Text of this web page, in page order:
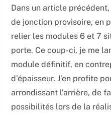
Dans un article
de jonction provisoire, en
relier les modules 6 et 7
porte. Ce coup-ci, je me
module définitif, en
d’épaisseur. J’en profite
arrondissant l’arrière, de
possibilités lors de la